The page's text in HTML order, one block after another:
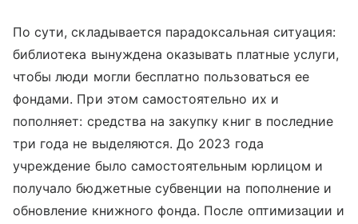
По сути, складывается парадоксальная ситуация:
библиотека вынуждена оказывать платные услуги,
чтобы люди могли бесплатно пользоваться ее
фондами. При этом самостоятельно их и
пополняет: средства на закупку книг в последние
три года не выделяются. До 2023 года
учреждение было самостоятельным юрлицом и
получало бюджетные субвенции на пополнение и
обновление книжного фонда. После оптимизации и